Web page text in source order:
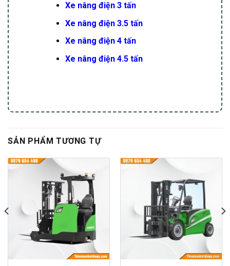
Xe nâng điện 3 tấn
Xe nâng điện 3.5 tấn
Xe nâng điện 4 tấn
Xe nâng điện 4.5 tấn
SẢN PHẨM TƯƠNG TỰ